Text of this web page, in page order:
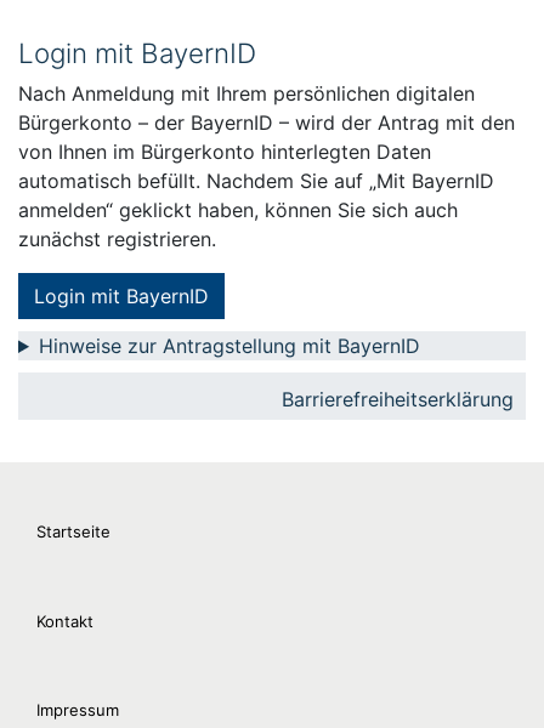
Login mit BayernID
Nach Anmeldung mit Ihrem persönlichen digitalen
Bürgerkonto – der BayernID – wird der Antrag mit den
von Ihnen im Bürgerkonto hinterlegten Daten
automatisch befüllt. Nachdem Sie auf „Mit BayernID
anmelden“ geklickt haben, können Sie sich auch
zunächst registrieren.
Login mit BayernID
Hinweise zur Antragstellung mit BayernID
Barrierefreiheitserklärung
Startseite
Kontakt
Impressum